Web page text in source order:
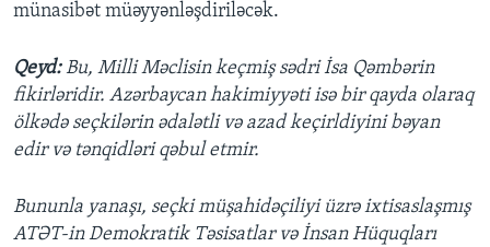
münasibət müəyyənləşdiriləcək.
Qeyd:Bu, Milli Məclisin keçmiş sədri İsa Qəmbərin
fikirləridir. Azərbaycan hakimiyyəti isə bir qayda olaraq
ölkədə seçkilərin ədalətli və azad keçirldiyini bəyan
edir və tənqidləri qəbul etmir.
Bununla yanaşı, seçki müşahidəçiliyi üzrə ixtisaslaşmış
ATƏT-in Demokratik Təsisatlar və İnsan Hüquqları